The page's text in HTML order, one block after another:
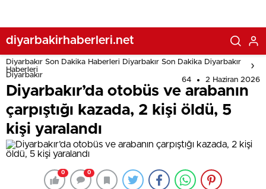
diyarbakirhaberleri.net
Diyarbakır Son Dakika Haberleri Diyarbakır Son Dakika Diyarbakır
Haberleri
Diyarbakır
64 2 Haziran 2026
Diyarbakır’da otobüs ve arabanın
çarpıştığı kazada, 2 kişi öldü, 5
kişi yaralandı
0 0